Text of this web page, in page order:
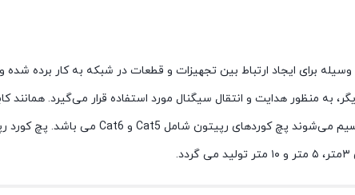
برای ایجاد ارتباط بین تجهیزات و قطعات در شبکه به کار برده شده
منظور هدایت و انتقال سیگنال مورد استفاده قرار می‌گیرد. همانند